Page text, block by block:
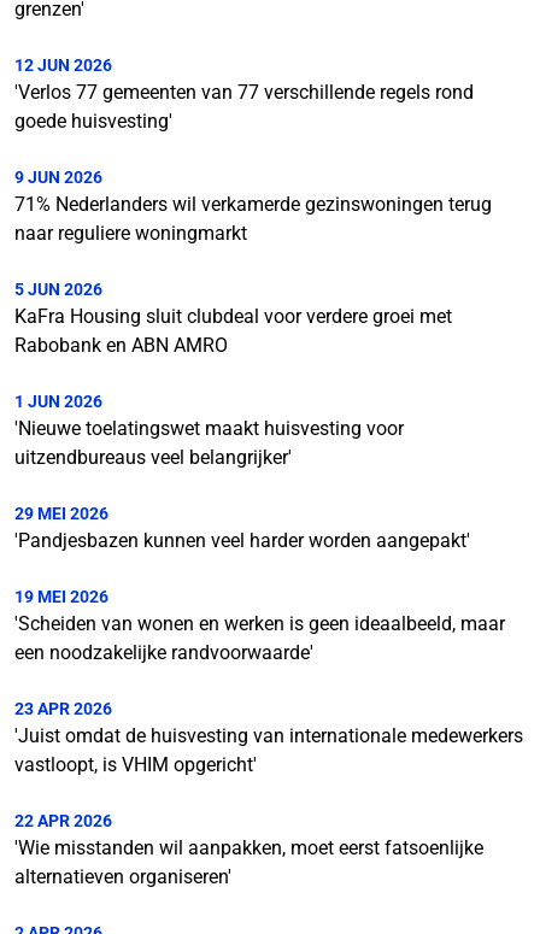
grenzen'
12 JUN 2026
'Verlos 77 gemeenten van 77 verschillende regels rond
goede huisvesting'
9 JUN 2026
71% Nederlanders wil verkamerde gezinswoningen terug
naar reguliere woningmarkt
5 JUN 2026
KaFra Housing sluit clubdeal voor verdere groei met
Rabobank en ABN AMRO
1 JUN 2026
'Nieuwe toelatingswet maakt huisvesting voor
uitzendbureaus veel belangrijker'
29 MEI 2026
'Pandjesbazen kunnen veel harder worden aangepakt'
19 MEI 2026
'Scheiden van wonen en werken is geen ideaalbeeld, maar
een noodzakelijke randvoorwaarde'
23 APR 2026
'Juist omdat de huisvesting van internationale medewerkers
vastloopt, is VHIM opgericht'
22 APR 2026
'Wie misstanden wil aanpakken, moet eerst fatsoenlijke
alternatieven organiseren'